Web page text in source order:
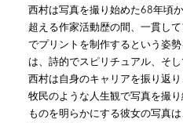
西村は写真を撮り始めた68年頃
超える作家活動歴の間、一貫し
でプリントを制作するという姿
は、詩的でスピリチュアル、そ
西村は自身のキャリアを振り返
牧民のような人生観で写真を撮
ものを明らかにする彼女の写真